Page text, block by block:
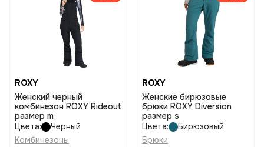
ROXY
Женский черный
комбинезон ROXY Rideout
размер m
Цвета:
Черный
Комбинезоны
ROXY
Женские бирюзовые
брюки ROXY Diversion
размер s
Цвета:
Бирюзовый
Брюки